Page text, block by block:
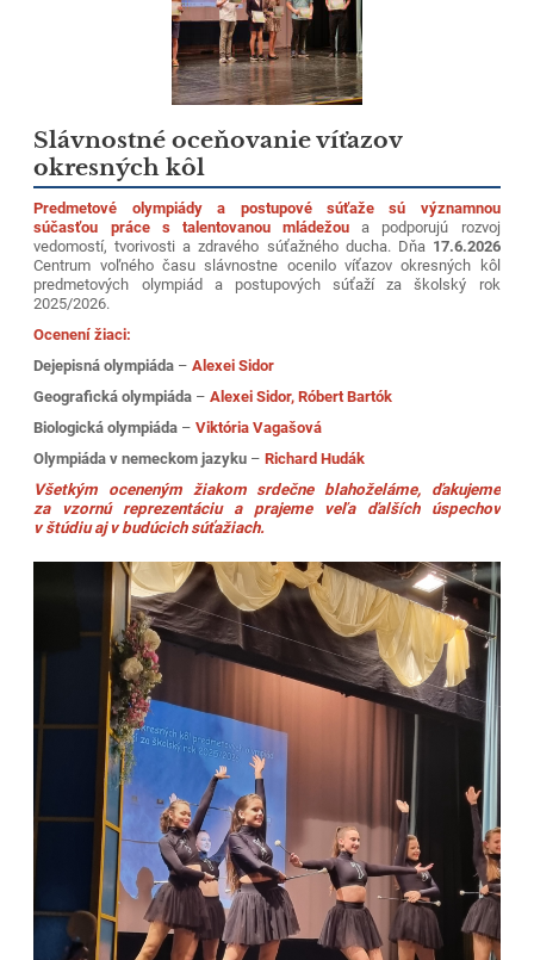
Slávnostné oceňovanie víťazov
okresných kôl
Predmetové olympiády a postupové súťaže sú významnou
súčasťou práce s talentovanou mládežou a podporujú rozvoj
vedomostí, tvorivosti a zdravého súťažného ducha. Dňa 17.6.2026
Centrum voľného času slávnostne ocenilo víťazov okresných kôl
predmetových olympiád a postupových súťaží za školský rok
2025/2026.
Ocenení žiaci:
Dejepisná olympiáda –Alexei Sidor
Geografická olympiáda –Alexei Sidor, Róbert Bartók
Biologická olympiáda –Viktória Vagašová
Olympiáda v nemeckom jazyku – Richard Hudák
Všetkým oceneným žiakom srdečne blahoželáme, ďakujeme
za vzornú reprezentáciu a prajeme veľa ďalších úspechov
v štúdiu aj v budúcich súťažiach.